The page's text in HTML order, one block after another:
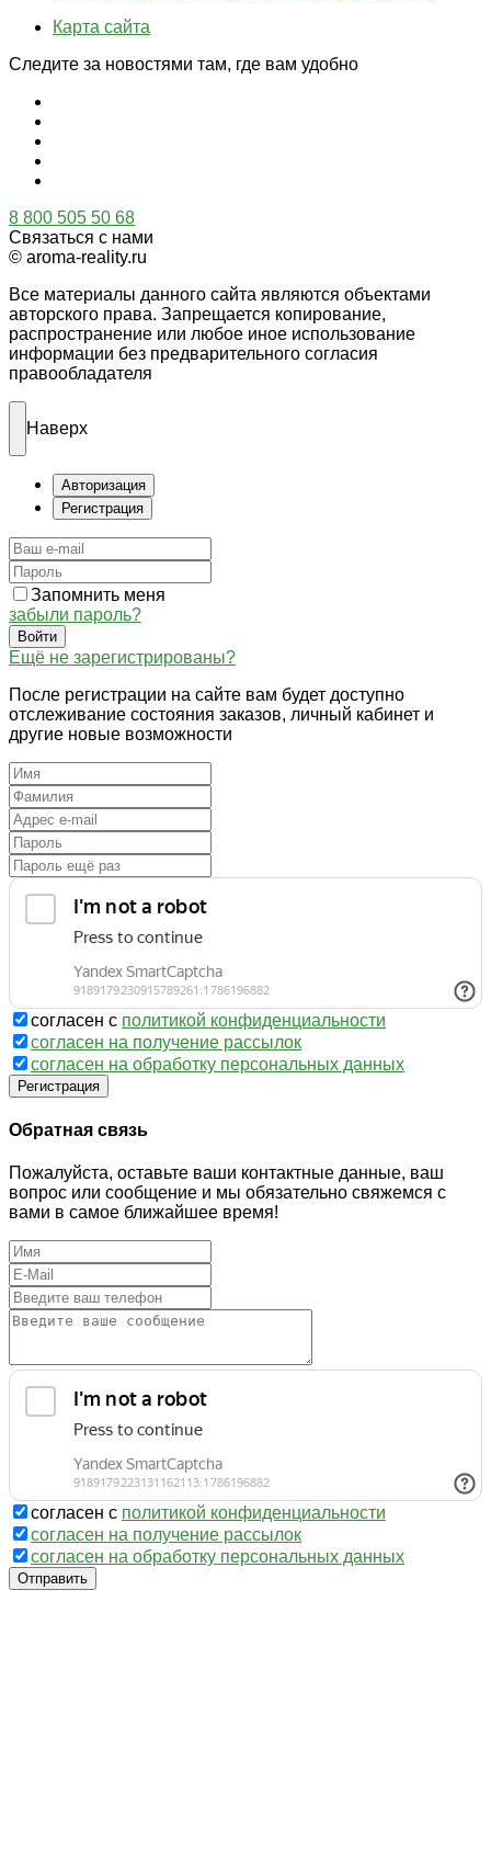
Карта сайта
Следите за новостями там, где вам удобно
8 800 505 50 68
Связаться с нами
© aroma-reality.ru
Все материалы данного сайта являются объектами
авторского права. Запрещается копирование,
распространение или любое иное использование
информации без предварительного согласия
правообладателя
Наверх
Авторизация
Регистрация
Запомнить меня
забыли пароль?
Войти
Ещё не зарегистрированы?
После регистрации на сайте вам будет доступно
отслеживание состояния заказов, личный кабинет и
другие новые возможности
согласен с политикой конфиденциальности
согласен на получение рассылок
согласен на обработку персональных данных
Регистрация
Обратная связь
Пожалуйста, оставьте ваши контактные данные, ваш
вопрос или сообщение и мы обязательно свяжемся с
вами в самое ближайшее время!
согласен с политикой конфиденциальности
согласен на получение рассылок
согласен на обработку персональных данных
Отправить